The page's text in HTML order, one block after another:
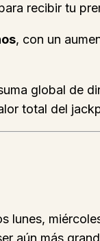
recibir tu
, con un
global de
total del
lunes,
aún más